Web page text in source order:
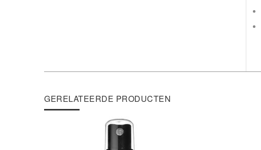
GERELATEERDE PRODUCTEN